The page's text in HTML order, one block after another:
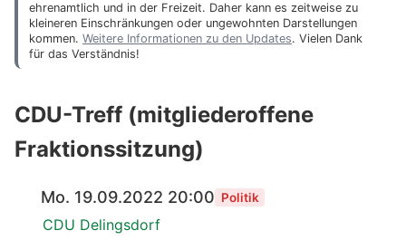
ehrenamtlich und in der Freizeit. Daher kann es zeitweise zu
kleineren Einschränkungen oder ungewohnten Darstellungen
kommen. Weitere Informationen zu den Updates. Vielen Dank
für das Verständnis!
CDU-Treff (mitgliederoffene
Fraktionssitzung)
Mo. 19.09.2022 20:00 Politik
CDU Delingsdorf